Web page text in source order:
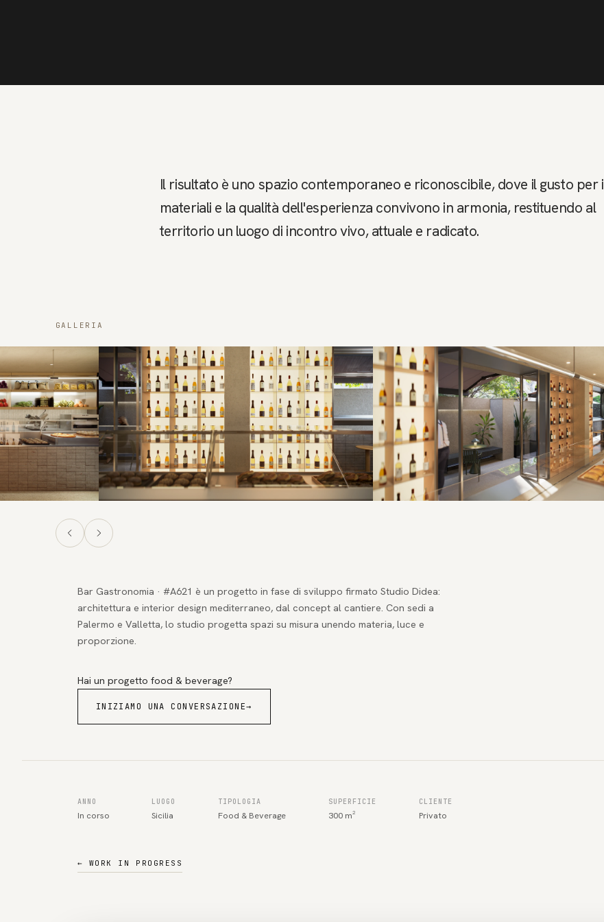
Il risultato è uno spazio contemporaneo e riconoscibile, dove il gusto per i
materiali e la qualità dell'esperienza convivono in armonia, restituendo al
territorio un luogo di incontro vivo, attuale e radicato.
GALLERIA
Bar Gastronomia · #A621 è un progetto in fase di sviluppo firmato Studio Didea:
architettura e interior design mediterraneo, dal concept al cantiere. Con sedi a
Palermo e Valletta, lo studio progetta spazi su misura unendo materia, luce e
proporzione.
Hai un progetto food & beverage?
INIZIAMO UNA CONVERSAZIONE→
ANNO
In corso
LUOGO
Sicilia
TIPOLOGIA
Food & Beverage
SUPERFICIE
300 m²
CLIENTE
Privato
← WORK IN PROGRESS